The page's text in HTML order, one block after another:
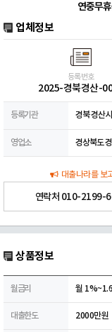
연 중 무
업체정보
등록번호
2025-경북경산-
등록기관 경북 경산
영업소 경상북도
대출나라를 보
연락처 010-2199-
상품정보
월금리 월
대출한도 2000만원